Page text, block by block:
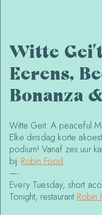
Witte
Eerens,
Bonanza
Witte Geit: A peaceful
Elke dinsdag korte
podium! Vanaf zes uur
bij Robin Food.
—-
Every Tuesday, short
Tonight, restaurant Robin